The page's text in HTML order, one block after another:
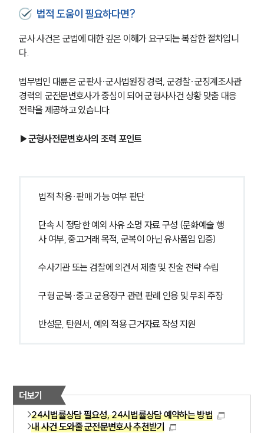
법적 도움이 필요하다면?
군사 사건은 군법에 대한 깊은 이해가 요구되는 복잡한 절차입니
다.
법무법인 대륜은 군판사∙군사법원장 경력, 군경찰∙군징계조사관
경력의 군전문변호사가 중심이 되어 군형사사건 상황 맞춤 대응
전략을 제공하고 있습니다.
▶군형사전문변호사의 조력 포인트
법적 착용·판매 가능 여부 판단
단속 시 정당한 예외 사유 소명 자료 구성 (문화예술 행
사 여부, 중고거래 목적, 군복이 아닌 유사품임 입증)
수사기관 또는 검찰에 의견서 제출 및 진술 전략 수립
구형 군복·중고 군용장구 관련 판례 인용 및 무죄 주장
반성문, 탄원서, 예외 적용 근거자료 작성 지원
더보기
24시법률상담 필요성, 24시법률상담 예약하는 방법
내 사건 도와줄 군전문변호사 추천받기